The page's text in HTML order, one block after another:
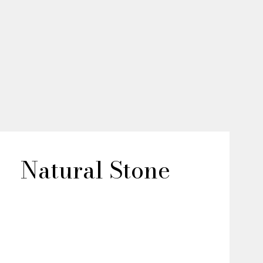
Natural Stone